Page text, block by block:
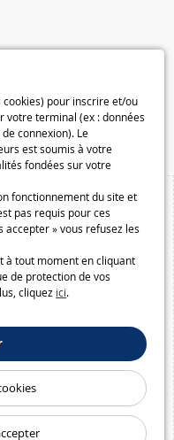
pour inscrire et/ou
votre terminal (ex : données
connexion). Le
est soumis à votre
fondées sur votre
fonctionnement du site et
pas requis pour ces
accepter » vous refusez les
à tout moment en cliquant
de protection de vos
cliquez ici.